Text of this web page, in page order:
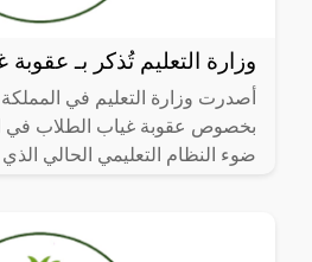
وزارة التعليم تُذكر بـ
أصدرت وزارة التعليم في المملكة
بخصوص عقوبة غياب الطلاب في
ضوء النظام التعليمي الحالي